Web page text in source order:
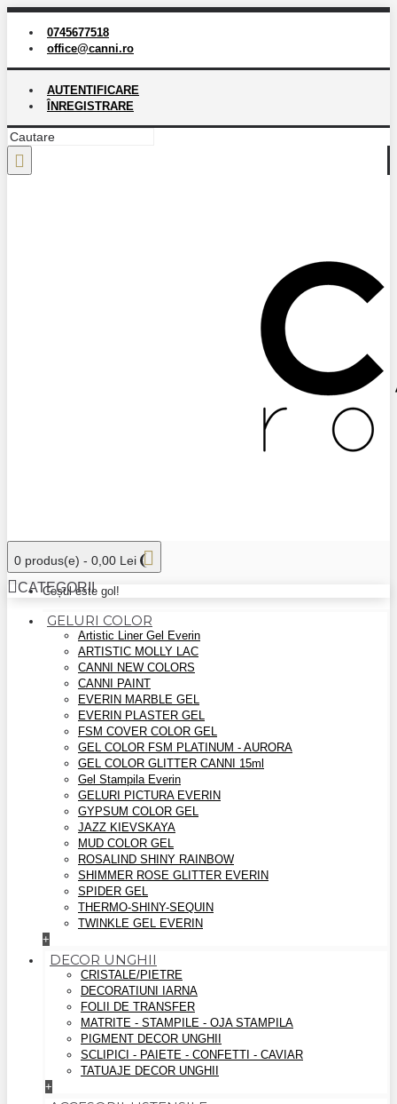
0745677518
office@canni.ro
AUTENTIFICARE
ÎNREGISTRARE
0 produs(e) - 0,00 Lei
Coșul este gol!
CATEGORII
GELURI COLOR
Artistic Liner Gel Everin
ARTISTIC MOLLY LAC
CANNI NEW COLORS
CANNI PAINT
EVERIN MARBLE GEL
EVERIN PLASTER GEL
FSM COVER COLOR GEL
GEL COLOR FSM PLATINUM - AURORA
GEL COLOR GLITTER CANNI 15ml
Gel Stampila Everin
GELURI PICTURA EVERIN
GYPSUM COLOR GEL
JAZZ KIEVSKAYA
MUD COLOR GEL
ROSALIND SHINY RAINBOW
SHIMMER ROSE GLITTER EVERIN
SPIDER GEL
THERMO-SHINY-SEQUIN
TWINKLE GEL EVERIN
+
DECOR UNGHII
CRISTALE/PIETRE
DECORATIUNI IARNA
FOLII DE TRANSFER
MATRITE - STAMPILE - OJA STAMPILA
PIGMENT DECOR UNGHII
SCLIPICI - PAIETE - CONFETTI - CAVIAR
TATUAJE DECOR UNGHII
+